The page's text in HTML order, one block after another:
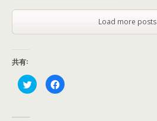
Load more posts
共有:
ク
リ
F
a